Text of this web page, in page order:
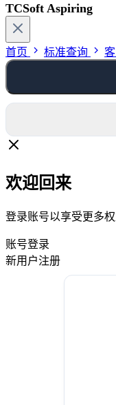
TCSoft Aspiring
首页 标准查询
欢迎回来
登录账号以享受更多
账号登录
新用户注册